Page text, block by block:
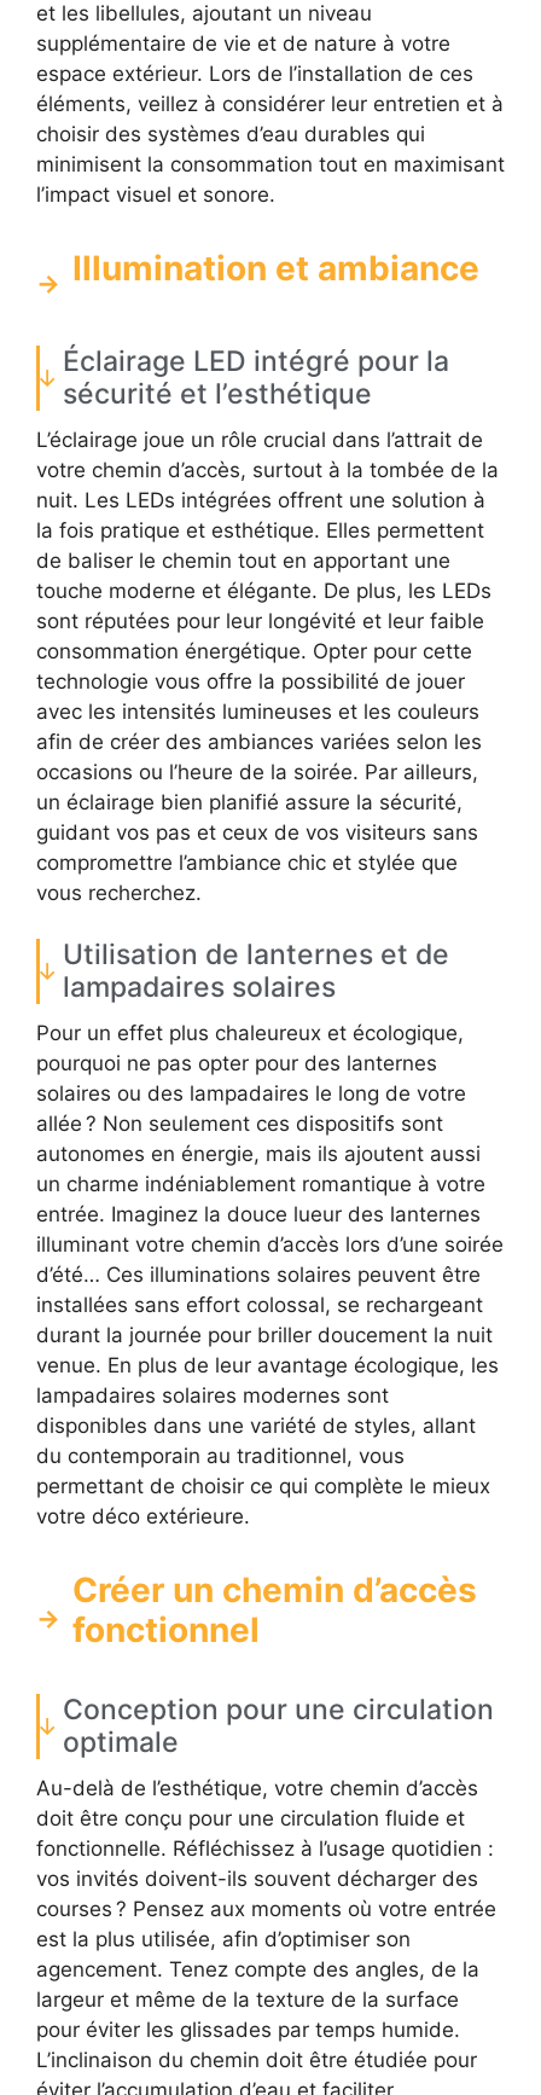
et les libellules, ajoutant un niveau
supplémentaire de vie et de nature à votre
espace extérieur. Lors de l’installation de ces
éléments, veillez à considérer leur entretien et à
choisir des systèmes d’eau durables qui
minimisent la consommation tout en maximisant
l’impact visuel et sonore.
Illumination et ambiance
Éclairage LED intégré pour la
sécurité et l’esthétique
L’éclairage joue un rôle crucial dans l’attrait de
votre chemin d’accès, surtout à la tombée de la
nuit. Les LEDs intégrées offrent une solution à
la fois pratique et esthétique. Elles permettent
de baliser le chemin tout en apportant une
touche moderne et élégante. De plus, les LEDs
sont réputées pour leur longévité et leur faible
consommation énergétique. Opter pour cette
technologie vous offre la possibilité de jouer
avec les intensités lumineuses et les couleurs
afin de créer des ambiances variées selon les
occasions ou l’heure de la soirée. Par ailleurs,
un éclairage bien planifié assure la sécurité,
guidant vos pas et ceux de vos visiteurs sans
compromettre l’ambiance chic et stylée que
vous recherchez.
Utilisation de lanternes et de
lampadaires solaires
Pour un effet plus chaleureux et écologique,
pourquoi ne pas opter pour des lanternes
solaires ou des lampadaires le long de votre
allée ? Non seulement ces dispositifs sont
autonomes en énergie, mais ils ajoutent aussi
un charme indéniablement romantique à votre
entrée. Imaginez la douce lueur des lanternes
illuminant votre chemin d’accès lors d’une soirée
d’été… Ces illuminations solaires peuvent être
installées sans effort colossal, se rechargeant
durant la journée pour briller doucement la nuit
venue. En plus de leur avantage écologique, les
lampadaires solaires modernes sont
disponibles dans une variété de styles, allant
du contemporain au traditionnel, vous
permettant de choisir ce qui complète le mieux
votre déco extérieure.
Créer un chemin d’accès
fonctionnel
Conception pour une circulation
optimale
Au-delà de l’esthétique, votre chemin d’accès
doit être conçu pour une circulation fluide et
fonctionnelle. Réfléchissez à l’usage quotidien :
vos invités doivent-ils souvent décharger des
courses ? Pensez aux moments où votre entrée
est la plus utilisée, afin d’optimiser son
agencement. Tenez compte des angles, de la
largeur et même de la texture de la surface
pour éviter les glissades par temps humide.
L’inclinaison du chemin doit être étudiée pour